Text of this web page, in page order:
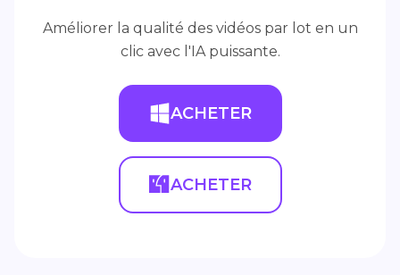
Améliorer la qualité des vidéos par lot en un
clic avec l'IA puissante.
ACHETER
ACHETER